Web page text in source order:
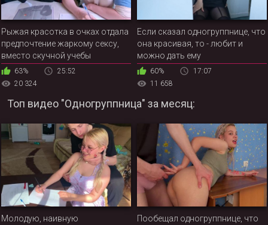
Рыжая красотка в очках отдала
предпочтение жаркому сексу,
вместо скучной учебы
63%
25:52
20 324
Если сказал одногруппнице, что
она красивая, то - любит и
можно дать ему
60%
17:07
11 658
Топ видео "Одногруппница" за месяц:
Молодую, наивную
Пообещал одногруппнице, что